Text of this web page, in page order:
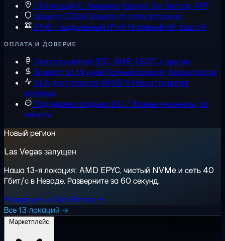
13 локаций С. Америка, Европа, Бл. Восток, АТР
Защита DDoS Защита от атак встроена
IPv6 + выделенный IPv4 Нативный v6, ваш v4
ОПЛАТА И ДОВЕРИЕ
Оплата криптой BTC, XMR, USDT и другие
Возврат за 14 дней Полный возврат, без вопросов
SLA доступности 99,95 % Наша гарантия
аптайма
Поддержка людьми 24/7Живые инженеры, за
минуты
Новый регион
Las Vegas запущен
Наша 13-я локация: AMD EPYC, чистый NVMe и сеть 40
Гбит/с в Неваде. Разверните за 60 секунд.
Развернуть в Лас-Вегасе →
Все 13 локаций →